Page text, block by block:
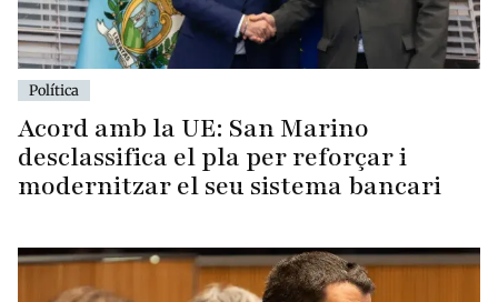
Política
Acord amb la UE: San Marino
desclassifica el pla per reforçar i
modernitzar el seu sistema bancari